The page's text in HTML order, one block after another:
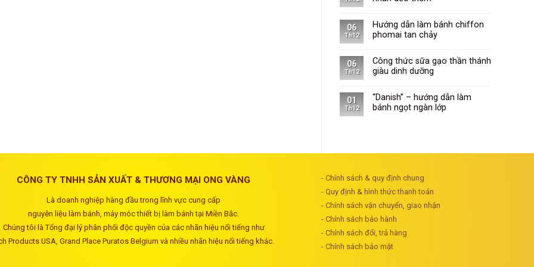
06
Th12
Hướng dẫn làm bánh chiffon
phomai tan chảy
06
Th12
Công thức sữa gạo thần thánh
giàu dinh dưỡng
01
Th12
“Danish” – hướng dẫn làm
bánh ngọt ngàn lớp
CÔNG TY TNHH SẢN XUẤT & THƯƠNG MẠI ONG VÀNG
Là doanh nghiệp hàng đầu trong lĩnh vực cung cấp
nguyên liệu làm bánh, máy móc thiết bị làm bánh tại Miền Bắc.
Chúng tôi là Tổng đại lý phân phối độc quyền của các nhãn hiệu nổi tiếng như
Products USA, Grand Place Puratos Belgium và nhiều nhãn hiệu nổi tiếng khác.
- Chính sách & quy định chung
- Quy định & hình thức thanh toán
- Chính sách vận chuyển, giao nhận
- Chính sách bảo hành
- Chính sách đổi, trả hàng
- Chính sách bảo mật